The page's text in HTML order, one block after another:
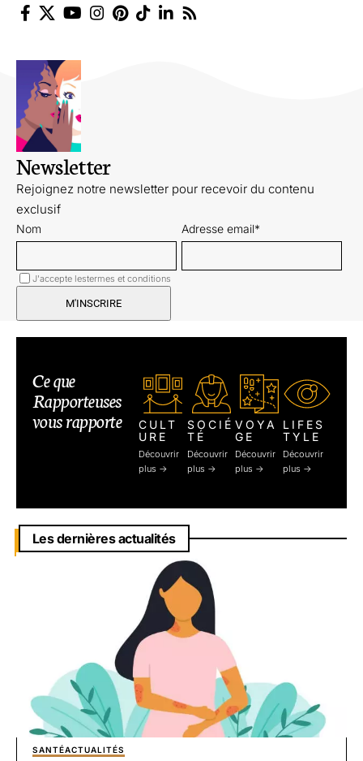
Newsletter
Rejoignez notre newsletter pour recevoir du contenu
exclusif
Nom Adresse email*
J'accepte lestermes et conditions
Ce que
Rapporteuses
vous rapporte
CULT
URE
Découvrir
plus ->
SOCIÉ
TÉ
Découvrir
plus ->
VOYA
GE
Découvrir
plus ->
LIFES
TYLE
Découvrir
plus ->
Les dernières actualités
SANTÉACTUALITÉS